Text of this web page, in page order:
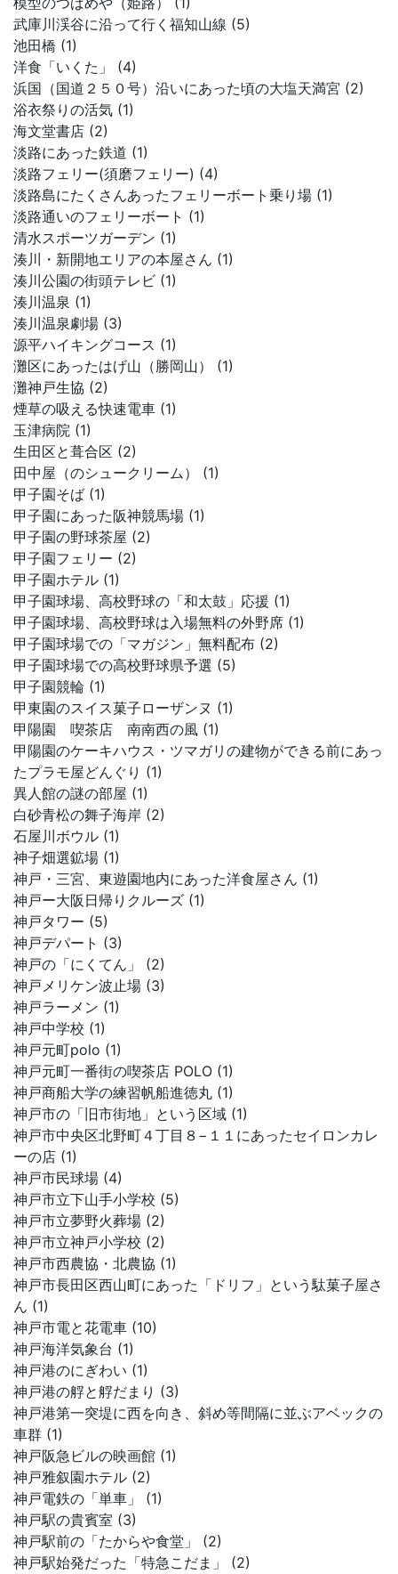
武庫川渓谷に沿って行く福知山線 (5)
池田橋 (1)
洋食「いくた」 (4)
浜国（国道２５０号）沿いにあった頃の大塩天満宮 (2)
浴衣祭りの活気 (1)
海文堂書店 (2)
淡路にあった鉄道 (1)
淡路フェリー(須磨フェリー) (4)
淡路島にたくさんあったフェリーボート乗り場 (1)
淡路通いのフェリーボート (1)
清水スポーツガーデン (1)
湊川・新開地エリアの本屋さん (1)
湊川公園の街頭テレビ (1)
湊川温泉 (1)
湊川温泉劇場 (3)
源平ハイキングコース (1)
灘区にあったはげ山（勝岡山） (1)
灘神戸生協 (2)
煙草の吸える快速電車 (1)
玉津病院 (1)
生田区と葺合区 (2)
田中屋（のシュークリーム） (1)
甲子園そば (1)
甲子園にあった阪神競馬場 (1)
甲子園の野球茶屋 (2)
甲子園フェリー (2)
甲子園ホテル (1)
甲子園球場、高校野球の「和太鼓」応援 (1)
甲子園球場、高校野球は入場無料の外野席 (1)
甲子園球場での「マガジン」無料配布 (2)
甲子園球場での高校野球県予選 (5)
甲子園競輪 (1)
甲東園のスイス菓子ローザンヌ (1)
甲陽園 喫茶店 南南西の風 (1)
甲陽園のケーキハウス・ツマガリの建物ができる前にあっ
たプラモ屋どんぐり (1)
異人館の謎の部屋 (1)
白砂青松の舞子海岸 (2)
石屋川ボウル (1)
神子畑選鉱場 (1)
神戸・三宮、東遊園地内にあった洋食屋さん (1)
神戸ー大阪日帰りクルーズ (1)
神戸タワー (5)
神戸デパート (3)
神戸の「にくてん」 (2)
神戸メリケン波止場 (3)
神戸ラーメン (1)
神戸中学校 (1)
神戸元町polo (1)
神戸元町一番街の喫茶店 POLO (1)
神戸商船大学の練習帆船進徳丸 (1)
神戸市の「旧市街地」という区域 (1)
神戸市中央区北野町４丁目８−１１にあったセイロンカレ
ーの店 (1)
神戸市民球場 (4)
神戸市立下山手小学校 (5)
神戸市立夢野火葬場 (2)
神戸市立神戸小学校 (2)
神戸市西農協・北農協 (1)
神戸市長田区西山町にあった「ドリフ」という駄菓子屋さ
ん (1)
神戸市電と花電車 (10)
神戸海洋気象台 (1)
神戸港のにぎわい (1)
神戸港の艀と艀だまり (3)
神戸港第一突堤に西を向き、斜め等間隔に並ぶアベックの
車群 (1)
神戸阪急ビルの映画館 (1)
神戸雅叙園ホテル (2)
神戸電鉄の「単車」 (1)
神戸駅の貴賓室 (3)
神戸駅前の「たからや食堂」 (2)
神戸駅始発だった「特急こだま」 (2)